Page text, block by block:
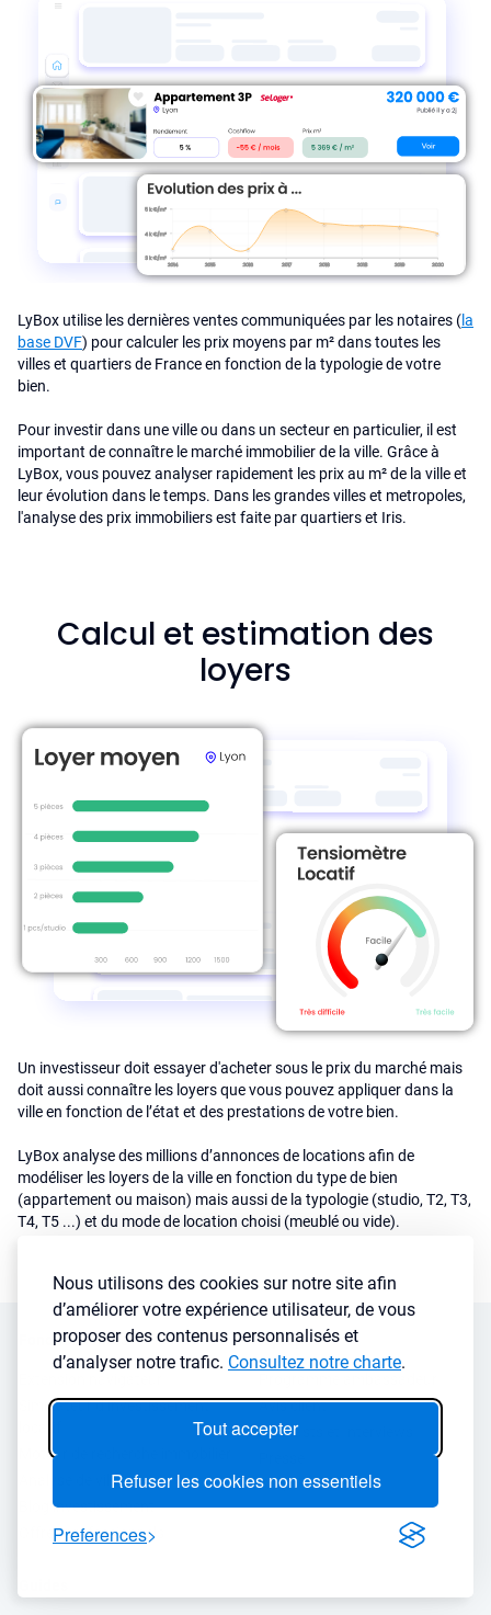
Nous utilisons des cookies sur notre site afin
d’améliorer votre expérience utilisateur, de vous
proposer des contenus personnalisés et
d’analyser notre trafic. Consultez notre charte.
Tout accepter
Refuser les cookies non essentiels
Preferences
LyBox utilise les dernières ventes communiquées par les notaires (la
base DVF) pour calculer les prix moyens par m² dans toutes les
villes et quartiers de France en fonction de la typologie de votre
bien.
Pour investir dans une ville ou dans un secteur en particulier, il est
important de connaître le marché immobilier de la ville. Grâce à
LyBox, vous pouvez analyser rapidement les prix au m² de la ville et
leur évolution dans le temps. Dans les grandes villes et metropoles,
l'analyse des prix immobiliers est faite par quartiers et Iris.
Calcul et estimation des
loyers
Un investisseur doit essayer d'acheter sous le prix du marché mais
doit aussi connaître les loyers que vous pouvez appliquer dans la
ville en fonction de l’état et des prestations de votre bien.
LyBox analyse des millions d’annonces de locations afin de
modéliser les loyers de la ville en fonction du type de bien
(appartement ou maison) mais aussi de la typologie (studio, T2, T3,
T4, T5 ...) et du mode de location choisi (meublé ou vide).
Fonctionnalités
Simulateur d’investissement
Moteur de recherche immobilier
Analyse de ville
Blog investissement
Offres professionnels
A propos
Avis client
Podcasts et Interviews
FAQ